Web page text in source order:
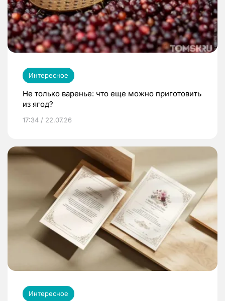
Интересное
Не только варенье: что еще можно приготовить
из ягод?
17:34 / 22.07.26
Интересное